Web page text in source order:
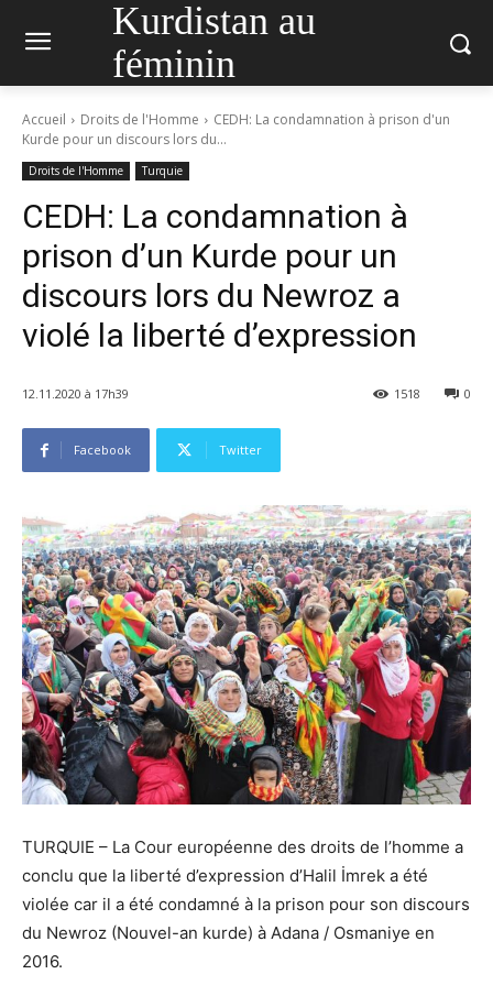
Kurdistan au
féminin
Accueil Droits de l'Homme
CEDH: La condamnation à prison d'un
Kurde pour un discours lors du...
Droits de l'Homme Turquie
CEDH: La condamnation à
prison d’un Kurde pour un
discours lors du Newroz a
violé la liberté d’expression
12.11.2020 à 17h39 0
1518
Facebook Twitter
TURQUIE – La Cour européenne des droits de l’homme a
conclu que la liberté d’expression d’Halil İmrek a été
violée car il a été condamné à la prison pour son discours
du Newroz (Nouvel-an kurde) à Adana / Osmaniye en
2016.